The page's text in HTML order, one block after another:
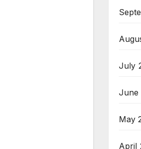
July
June
May
April